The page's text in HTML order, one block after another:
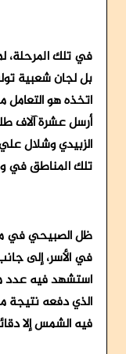
في تلك
بل لجان شعبية
اتخذه هو التعامل
أرسل عشرة آلاف
الزبيدي وشلال
تلك المناطق في
ظل الصبيحي في
في الأسر، إلى
استشهد فيه عدد
الذي دفعه نتيجة
فيه الشمس إلا